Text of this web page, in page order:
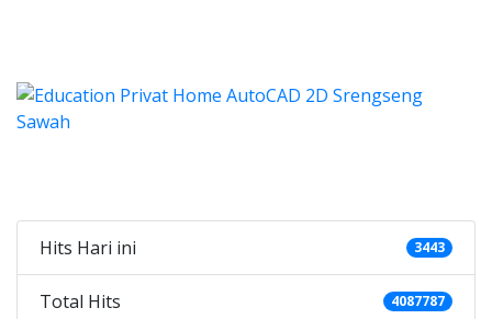
Hits Hari ini 3443
Total Hits 4087787